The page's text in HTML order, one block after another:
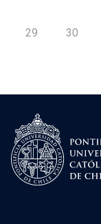
29 30